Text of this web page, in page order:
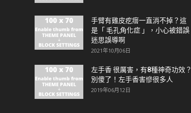
手臂有雞皮疙瘩一直消不掉？這
是「 毛孔角化症 」，小心被錯誤
迷思誤導啊
2021年10月06日
左手香 很厲害，有8種神奇功效？
別傻了！左手香害慘很多人
2019年06月12日